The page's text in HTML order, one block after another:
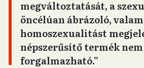
megváltoztatását, a
öncélúan ábrázoló,
homoszexualitást
népszerűsítő termék nem
forgalmazható.”